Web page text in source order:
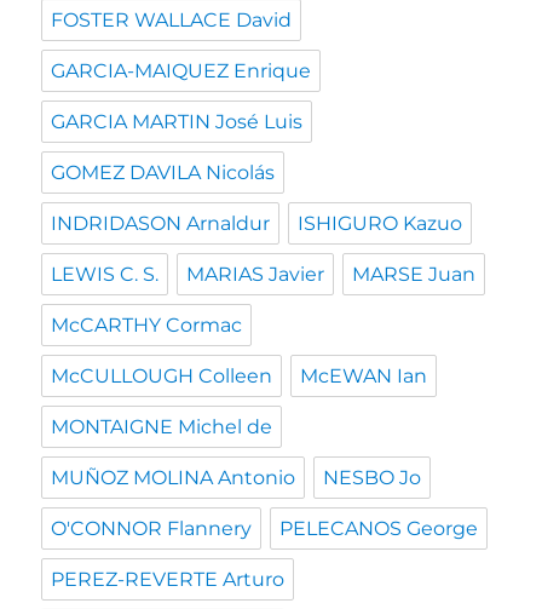
FOSTER WALLACE David
GARCIA-MAIQUEZ Enrique
GARCIA MARTIN José Luis
GOMEZ DAVILA Nicolás
INDRIDASON Arnaldur ISHIGURO Kazuo
LEWIS C. S. MARIAS Javier MARSE Juan
McCARTHY Cormac
McCULLOUGH Colleen McEWAN Ian
MONTAIGNE Michel de
MUÑOZ MOLINA Antonio NESBO Jo
O'CONNOR Flannery PELECANOS George
PEREZ-REVERTE Arturo